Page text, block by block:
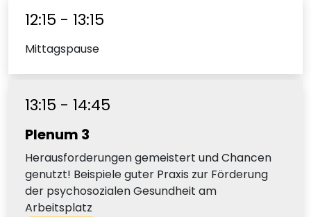
12:15 - 13:15
Mittagspause
13:15 - 14:45
Plenum 3
Herausforderungen gemeistert und Chancen
genutzt! Beispiele guter Praxis zur Förderung
der psychosozialen Gesundheit am
Arbeitsplatz